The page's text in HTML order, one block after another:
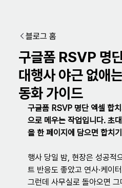
블로그 홈
구글폼 RSVP 명
대행사 야근 없애
동화 가이드
구글폼 RSVP 명단 엑셀 합
으로 메우는 작업입니다. 초
을 한 페이지에 담으면 합치
행사 당일 밤, 현장은 성공적
트 반응도 좋았고 연사·케이
그런데 사무실로 돌아오면